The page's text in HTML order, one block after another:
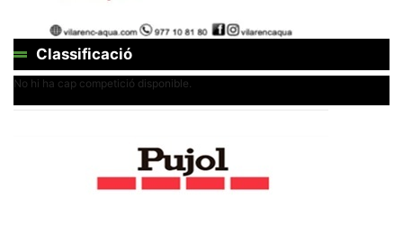
Classificació
No hi ha cap competició disponible.
anuncis,
personalitzat.